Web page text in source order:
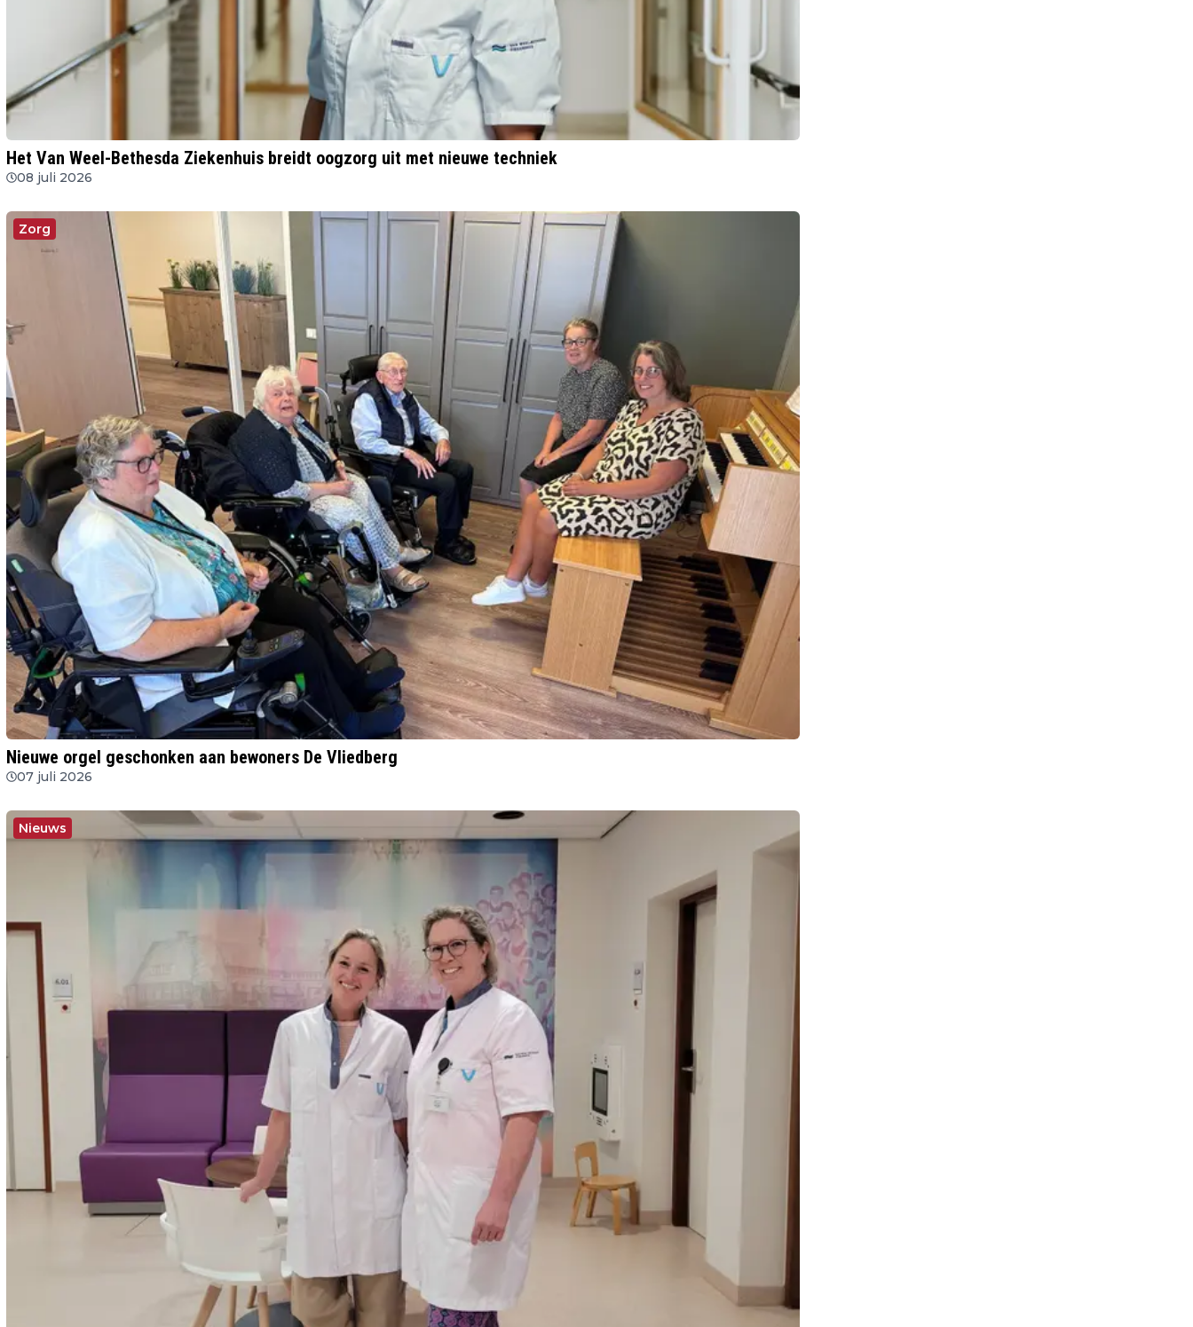
Het Van Weel-Bethesda Ziekenhuis breidt oogzorg uit met nieuwe techniek
08 juli 2026
Zorg
Nieuwe orgel geschonken aan bewoners De Vliedberg
07 juli 2026
Nieuws